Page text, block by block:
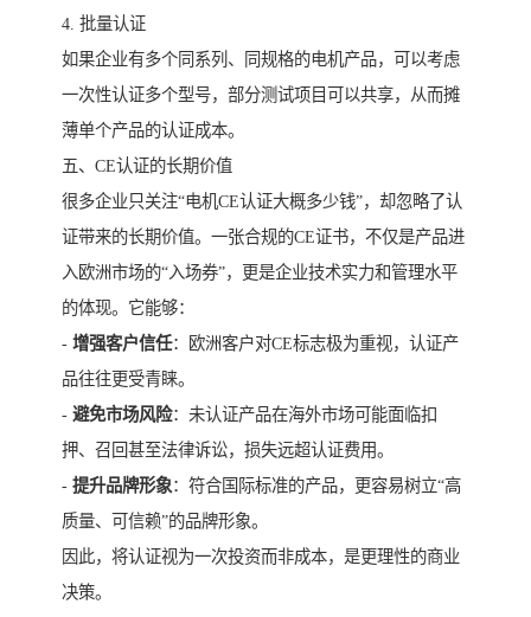
4. 批量认证
如果企业有多个同系列、同规格的电机产品，可以考虑
一次性认证多个型号，部分测试项目可以共享，从而摊
薄单个产品的认证成本。
五、CE认证的长期价值
很多企业只关注“电机CE认证大概多少钱”，却忽略了认
证带来的长期价值。一张合规的CE证书，不仅是产品进
入欧洲市场的“入场券”，更是企业技术实力和管理水平
的体现。它能够：
- 增强客户信任：欧洲客户对CE标志极为重视，认证产
品往往更受青睐。
- 避免市场风险：未认证产品在海外市场可能面临扣
押、召回甚至法律诉讼，损失远超认证费用。
- 提升品牌形象：符合国际标准的产品，更容易树立“高
质量、可信赖”的品牌形象。
因此，将认证视为一次投资而非成本，是更理性的商业
决策。